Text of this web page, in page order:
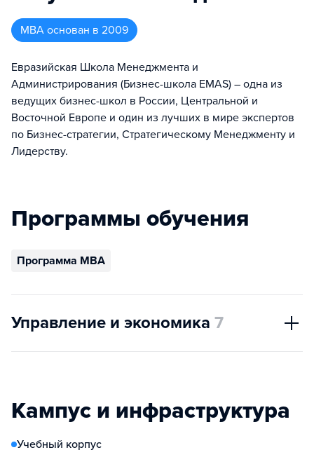
MBA основан в 2009
Евразийская Школа Менеджмента и
Администрирования (Бизнес-школа EMAS) – одна из
ведущих бизнес-школ в России, Центральной и
Восточной Европе и один из лучших в мире экспертов
по Бизнес-стратегии, Стратегическому Менеджменту и
Лидерству.
Программы обучения
Программа MBA
Управление и экономика 7
Кампус и инфраструктура
Учебный корпус